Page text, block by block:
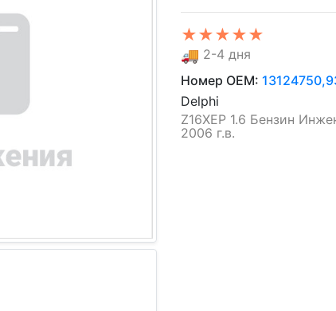
★★★★★
🚚 2-4 дня
Номер OEM:
Delphi
Z16XEP 1.6 Бензин
2006 г.в.